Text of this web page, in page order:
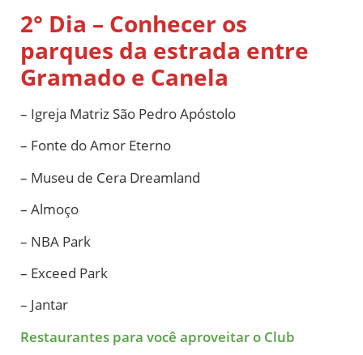
2° Dia – Conhecer os
parques da estrada entre
Gramado e Canela
– Igreja Matriz São Pedro Apóstolo
– Fonte do Amor Eterno
– Museu de Cera Dreamland
– Almoço
– NBA Park
– Exceed Park
– Jantar
Restaurantes para você aproveitar o Club